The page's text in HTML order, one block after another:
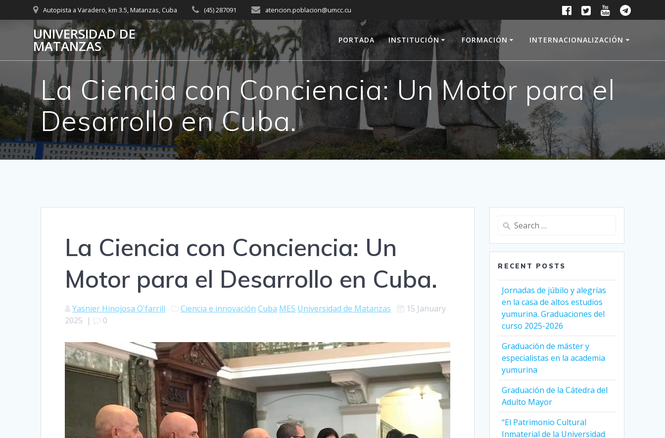
to
Autopista a Varadero, km 3.5, Matanzas, Cuba (45) 287091 atencion.poblacion@umcc.cu
UNIVERSIDAD DE
MATANZAS PORTADA INSTITUCIÓN FORMACIÓN INTERNACIONALIZACIÓN
La Ciencia con Conciencia: Un Motor para el
Desarrollo en Cuba.
La Ciencia con Conciencia: Un
Motor para el Desarrollo en Cuba.
Yasnier Hinojosa O'farrill Ciencia e innovación Cuba MES Universidad de Matanzas
15 January
2025 | 0
Search
RECENT POSTS
Jornadas de júbilo y alegrías
en la casa de altos estudios
yumurina. Graduaciones del
curso 2025-2026
Graduación de máster y
especialistas en la academia
yumurina
Graduación de la Cátedra del
Adulto Mayor
“El Patrimonio Cultural
Inmaterial de la Universidad